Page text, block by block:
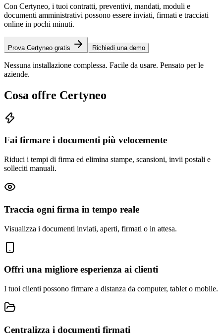
Con Certyneo, i tuoi contratti, preventivi, mandati, moduli e
documenti amministrativi possono essere inviati, firmati e tracciati
online in pochi minuti.
Prova Certyneo gratis Richiedi una demo
Nessuna installazione complessa. Facile da usare. Pensato per le
aziende.
Cosa offre Certyneo
Fai firmare i documenti più velocemente
Riduci i tempi di firma ed elimina stampe, scansioni, invii postali e
solleciti manuali.
Traccia ogni firma in tempo reale
Visualizza i documenti inviati, aperti, firmati o in attesa.
Offri una migliore esperienza ai clienti
I tuoi clienti possono firmare a distanza da computer, tablet o mobile.
Centralizza i documenti firmati